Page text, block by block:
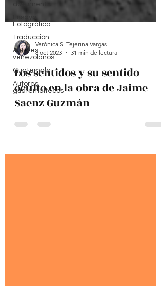
documental
Fotográfico
Traducción
Autores
venezolanos
Guatemala
Autores
guatemaltecos
Verónica S. Tejerina Vargas
8 oct 2023
31 min de lectura
Los sentidos y su sentido
oculto en la obra de Jaime
Saenz Guzmán